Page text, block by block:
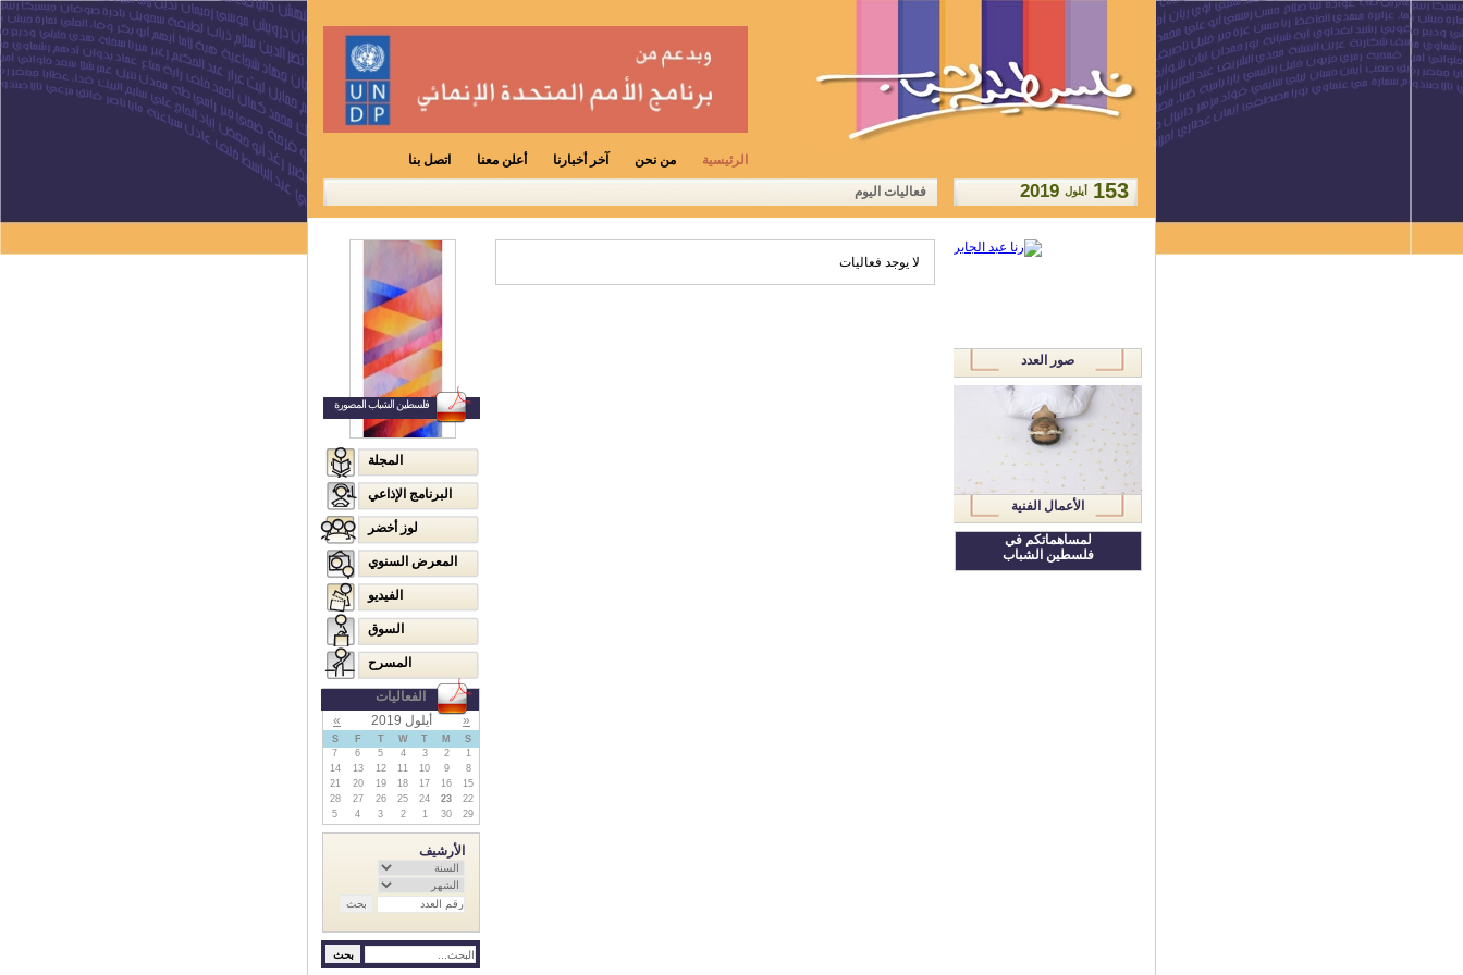
الرئيسية من نحن آخر أخبارنا أعلن معنا اتصل بنا
فعاليات اليوم 153 أيلول 2019
فلسطين الشباب المصورة
المجلة
البرنامج الإذاعي
لوز أخضر
المعرض السنوي
الفيديو
السوق
المسرح
الفعاليات
«
أيلول 2019 »
S
M
T
W
T
F
S
1
2
3
4
5
6
7
8
9
10
11
12
13
14
15
16
17
18
19
20
21
22
23
24
25
26
27
28
29
30
1
2
3
4
5
الأرشيف
لا يوجد فعاليات
صور العدد
الأعمال الفنية
لمساهماتكم في
فلسطين الشباب